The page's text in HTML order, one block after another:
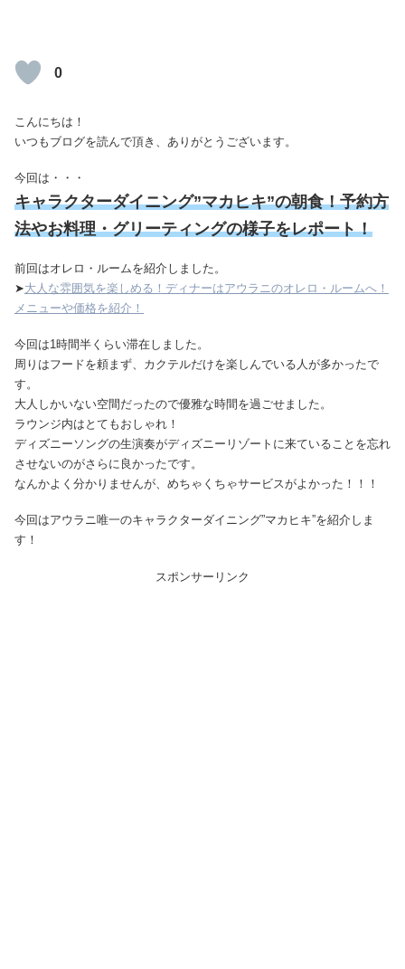
0
こんにちは！
いつもブログを読んで頂き、ありがとうございます。
今回は・・・
キャラクターダイニング”マカヒキ”の朝食！予約方
法やお料理・グリーティングの様子をレポート！
前回はオレロ・ルームを紹介しました。
➤大人な雰囲気を楽しめる！ディナーはアウラニのオレロ・ルームへ！
メニューや価格を紹介！
今回は1時間半くらい滞在しました。
周りはフードを頼まず、カクテルだけを楽しんでいる人が多かったで
す。
大人しかいない空間だったので優雅な時間を過ごせました。
ラウンジ内はとてもおしゃれ！
ディズニーソングの生演奏がディズニーリゾートに来ていることを忘れ
させないのがさらに良かったです。
なんかよく分かりませんが、めちゃくちゃサービスがよかった！！！
今回はアウラニ唯一のキャラクターダイニング”マカヒキ”を紹介しま
す！
スポンサーリンク